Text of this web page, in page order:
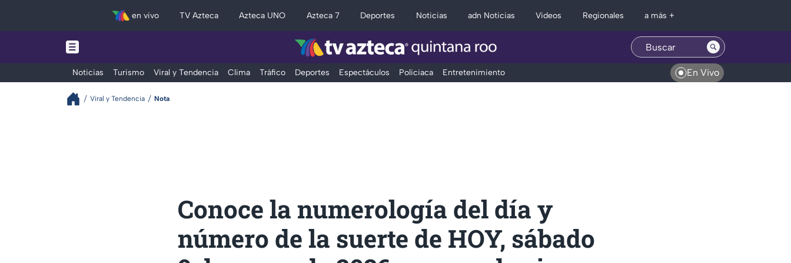
en vivo TV Azteca Azteca UNO Azteca 7 Deportes Noticias adn Noticias Videos Regionales a más +
Noticias Turismo Viral y Tendencia Clima Tráfico Deportes Espectáculos Policiaca Entretenimiento En Vivo
Viral y Tendencia Nota
Conoce la numerología del día y
número de la suerte de HOY, sábado